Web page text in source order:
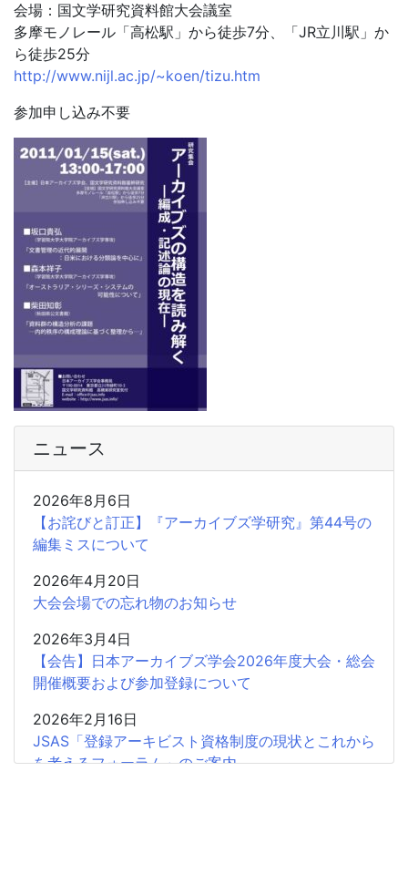
会場：国文学研究資料館大会議室
多摩モノレール「高松駅」から徒歩7分、「JR立川駅」か
ら徒歩25分
http://www.nijl.ac.jp/~koen/tizu.htm
参加申し込み不要
ニュース
2026年8月6日
【お詫びと訂正】『アーカイブズ学研究』第44号の
編集ミスについて
2026年4月20日
大会会場での忘れ物のお知らせ
2026年3月4日
【会告】日本アーカイブズ学会2026年度大会・総会
開催概要および参加登録について
2026年2月16日
JSAS「登録アーキビスト資格制度の現状とこれから
を考えるフォーラム」のご案内